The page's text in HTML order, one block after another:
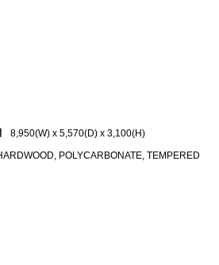
8,950(W) x 5,570(D) x 3,100(H)
POLYCARBONATE, TEMPERED